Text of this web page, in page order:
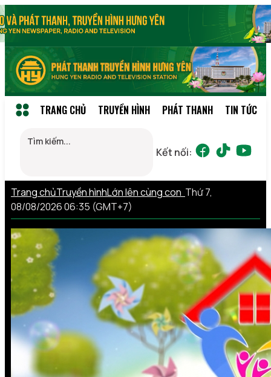
TRANG CHỦ TRUYỀN HÌNH PHÁT THANH TIN TỨC
Kết nối:
Trang chủTruyền hìnhLớn lên cùng con Thứ 7,
08/08/2026 06:35 (GMT+7)